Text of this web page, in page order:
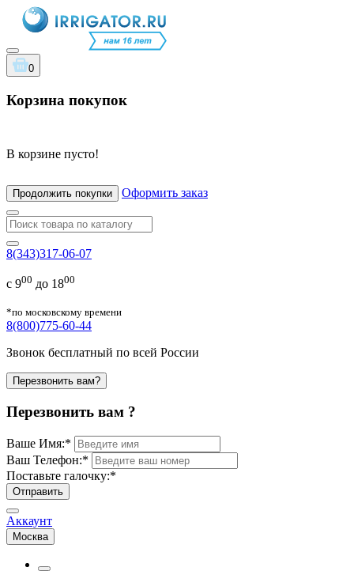
0
Корзина покупок
В корзине пусто!
Продолжить покупки Оформить заказ
8(343)317-06-07
с 900 до 1800
*по московскому времени
8(800)775-60-44
Звонок бесплатный по всей России
Перезвонить вам?
Перезвонить вам ?
Ваше Имя:*
Ваш Телефон:*
Поставьте галочку:*
Отправить
Аккаунт
Москва